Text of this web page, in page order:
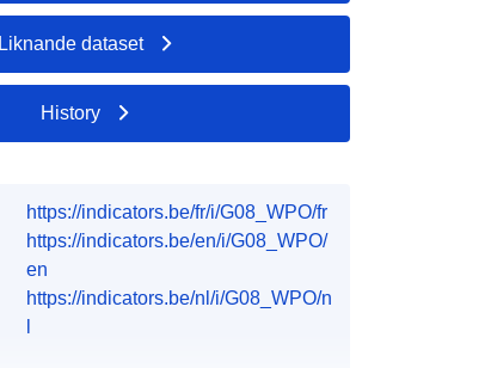
Liknande dataset
History
https://indicators.be/fr/i/G08_WPO/fr
https://indicators.be/en/i/G08_WPO/
en
https://indicators.be/nl/i/G08_WPO/n